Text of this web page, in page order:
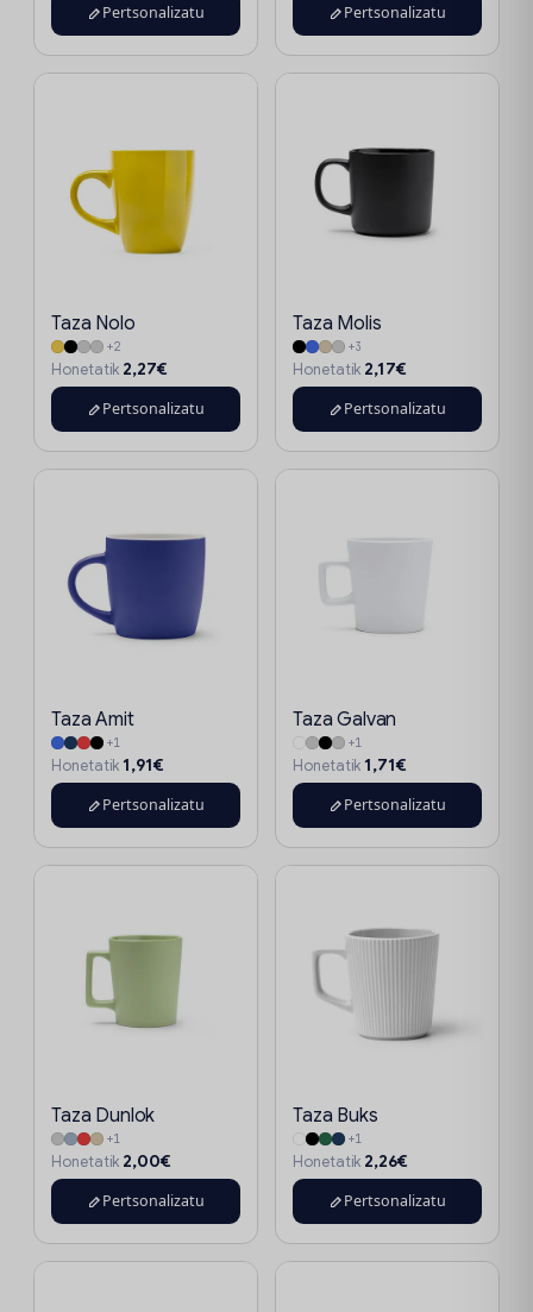
Pertsonalizatu Pertsonalizatu
Taza Nolo
+2
Honetatik 2,27€
Pertsonalizatu
Taza Molis
+3
Honetatik 2,17€
Pertsonalizatu
Taza Amit
+1
Honetatik 1,91€
Pertsonalizatu
Taza Galvan
+1
Honetatik 1,71€
Pertsonalizatu
Taza Dunlok
+1
Honetatik 2,00€
Pertsonalizatu
Taza Buks
+1
Honetatik 2,26€
Pertsonalizatu